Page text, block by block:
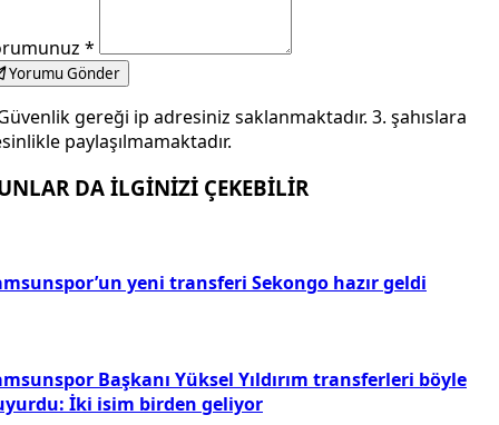
*
Yorumu Gönder
gereği ip adresiniz saklanmaktadır. 3. şahıslara
paylaşılmamaktadır.
DA İLGİNİZİ ÇEKEBİLİR
yeni transferi Sekongo hazır geldi
Başkanı Yüksel Yıldırım transferleri böyle
İki isim birden geliyor